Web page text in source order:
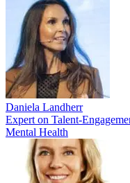
Daniela Landherr
Expert on Talent-
Mental Health